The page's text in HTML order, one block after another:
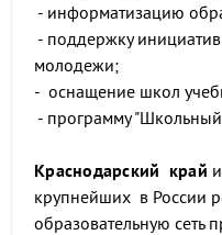
- информатизацию
- поддержку
молодежи;
- оснащение школ
- программу "Школьный
Краснодарский край
крупнейших в России
образовательную сеть